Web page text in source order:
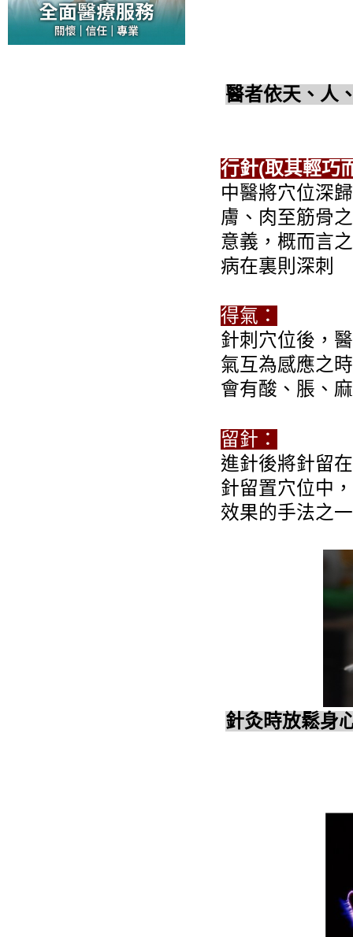
醫者依天、人
行針(取其輕巧
中醫將穴位深
膚、肉至筋骨
意義，概而言
病在裏則深刺
得氣：
針刺穴位後，
氣互為感應之
會有酸、脹、
留針：
進針後將針留
針留置穴位中
效果的手法之
針灸時放鬆身